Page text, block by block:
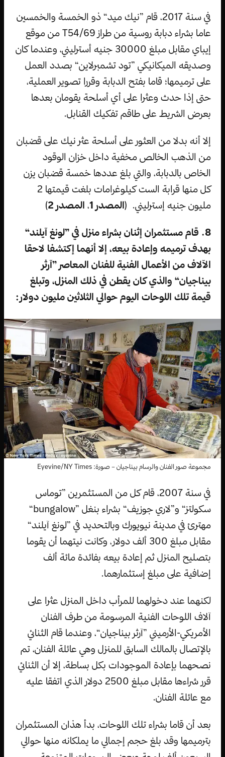
في سنة 2017، قام ”نيك ميد“ ذو الخمسة والخمسين
عاما بشراء دبابة روسية من طراز T54/69 من موقع
إيباي مقابل مبلغ 30000 جنيه أسترليني، وعندما كان
وصديقه الميكانيكي ”تود تشمبرلاين“ بصدد العمل
على ترميمها؛ قاما بفتح الدبابة وقررا تصوير العملية،
حتى إذا حدث وعثرا على أي أسلحة يقومان بعدها
بعرض الشريط على طاقم تفكيك القنابل.
إلا أنه بدلا من العثور على أسلحة عثر نيك على قضبان
من الذهب الخالص مخفية داخل خزان الوقود
الخاص بالدبابة، والتي بلغ عددها خمسة قضبان يزن
كل منها قرابة الست كيلوغرامات بلغت قيمتها 2
مليون جنيه إسترليني. (المصدر 1 ، المصدر 2 )
8. قام مستثمران إثنان بشراء منزل في ”لونغ آيلند“
بهدف ترميمه وإعادة بيعه، إلا أنهما إكتشفا لاحقا
الآلاف من الأعمال الفنية للفنان المعاصر ”آرثر
بيناجيان“ والذي كان يقطن في ذلك المنزل، وتبلغ
قيمة تلك اللوحات اليوم حوالي الثلاثين مليون دولار:
مجموعة صور الفنان والرسام بيناجيان – صورة: Eyevine/NY Times
في سنة 2007، قام كل من المستثمرين ”توماس
سكولتز“ و”لاري جوزيف“ بشراء بنغل ”bungalow“
مهترئ في مدينة نيويورك وبالتحديد في ”لونغ آيلند“
مقابل مبلغ 300 ألف دولار، وكانت نيتهما أن يقوما
بتصليح المنزل ثم إعادة بيعه بفائدة مائة ألف
إضافية على مبلغ إستثمارهما.
لكنهما عند دخولهما للمرأب داخل المنزل عثرا على
آلاف اللوحات الفنية المرسومة من طرف الفنان
الأمريكي-الأرميني ”آرثر بيناجيان“، وعندما قام الثنائي
بالإتصال بالمالك السابق للمنزل وهي عائلة الفنان، تم
نصحهما بإعادة الموجودات بكل بساطة، إلا أن الثنائي
قرر شراءها مقابل مبلغ 2500 دولار الذي اتفقا عليه
مع عائلة الفنان.
بعد أن قاما بشراء تلك اللوحات، بدأ هذان المستثمران
بترميمها وقد بلغ حجم إجمالي ما يملكانه منها حوالي